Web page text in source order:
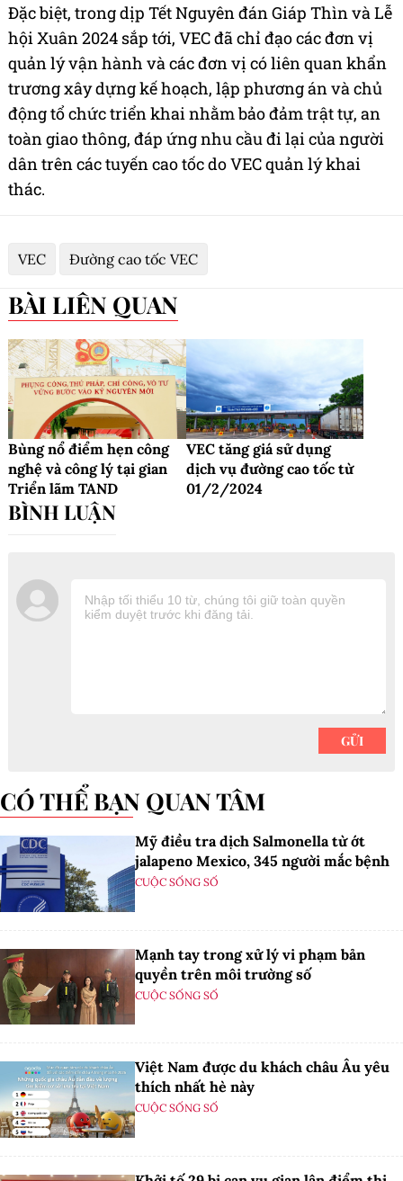
Đặc biệt, trong dịp Tết Nguyên đán Giáp Thìn và Lễ
hội Xuân 2024 sắp tới, VEC đã chỉ đạo các đơn vị
quản lý vận hành và các đơn vị có liên quan khẩn
trương xây dựng kế hoạch, lập phương án và chủ
động tổ chức triển khai nhằm bảo đảm trật tự, an
toàn giao thông, đáp ứng nhu cầu đi lại của người
dân trên các tuyến cao tốc do VEC quản lý khai
thác.
VEC Đường cao tốc VEC
BÀI LIÊN QUAN
Bùng nổ điểm hẹn công
nghệ và công lý tại gian
Triển lãm TAND
VEC tăng giá sử dụng
dịch vụ đường cao tốc từ
01/2/2024
CÓ THỂ BẠN QUAN TÂM
Mỹ điều tra dịch Salmonella từ ớt
jalapeno Mexico, 345 người mắc bệnh
CUỘC SỐNG SỐ
Mạnh tay trong xử lý vi phạm bản
quyền trên môi trường số
CUỘC SỐNG SỐ
Việt Nam được du khách châu Âu yêu
thích nhất hè này
CUỘC SỐNG SỐ